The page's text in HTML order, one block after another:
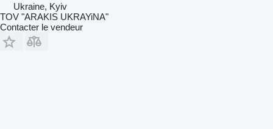
Ukraine, Kyiv
TOV "ARAKIS UKRAYiNA"
Contacter le vendeur